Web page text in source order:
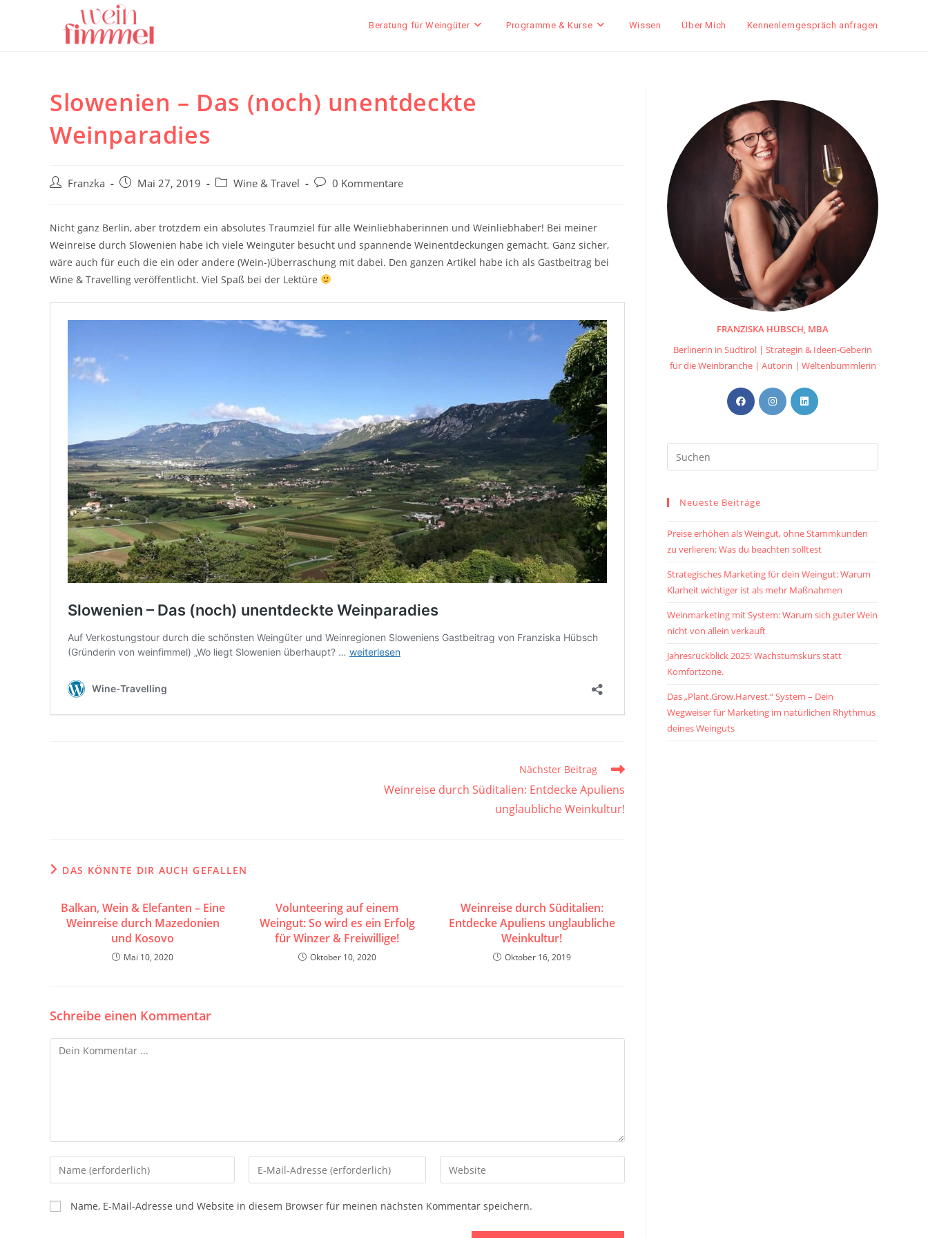
Beratung für Weingüter Programme & Kurse Wissen Über Mich Kennenlerngespräch anfragen
Slowenien – Das (noch) unentdeckte
Weinparadies
Beitrags-
Franzka
BeitragMai 27, 2019
Beitrags-
Wine & Travel
Beitrags-
0 Kommentare
Nicht ganz Berlin, aber trotzdem ein absolutes Traumziel für alle Weinliebhaberinnen und Weinliebhaber! Bei meiner
Weinreise durch Slowenien habe ich viele Weingüter besucht und spannende Weinentdeckungen gemacht. Ganz sicher,
wäre auch für euch die ein oder andere (Wein-)Überraschung mit dabei. Den ganzen Artikel habe ich als Gastbeitrag bei
Wine & Travelling veröffentlicht. Viel Spaß bei der Lektüre
Nächster Beitrag
Weinreise durch Süditalien: Entdecke Apuliens
unglaubliche Weinkultur!
DAS KÖNNTE DIR AUCH GEFALLEN
Balkan, Wein & Elefanten – Eine
Weinreise durch Mazedonien
und Kosovo
Mai 10, 2020
Volunteering auf einem
Weingut: So wird es ein Erfolg
für Winzer & Freiwillige!
Oktober 10, 2020
Weinreise durch Süditalien:
Entdecke Apuliens unglaubliche
Weinkultur!
Oktober 16, 2019
Schreibe einen Kommentar
Kommentieren
Gib
deinen
Namen
oder
Gib
deine
Gib
deine
Name, E-Mail-Adresse und Website in diesem Browser für meinen nächsten Kommentar speichern.
FRANZISKA HÜBSCH, MBA
Berlinerin in Südtirol | Strategin & Ideen-Geberin
für die Weinbranche | Autorin | Weltenbummlerin
Opens
in
new
Opens
in
new
Opens
new
Neueste Beiträge
Preise erhöhen als Weingut, ohne Stammkunden
zu verlieren: Was du beachten solltest
Strategisches Marketing für dein Weingut: Warum
Klarheit wichtiger ist als mehr Maßnahmen
Weinmarketing mit System: Warum sich guter Wein
nicht von allein verkauft
Jahresrückblick 2025: Wachstumskurs statt
Komfortzone.
Das „Plant.Grow.Harvest.“ System – Dein
Wegweiser für Marketing im natürlichen Rhythmus
deines Weinguts